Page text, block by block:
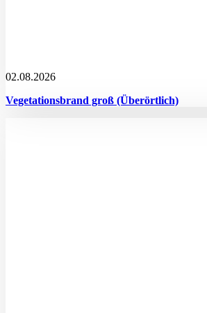
02.08.2026
Vegetationsbrand groß (Überörtlich)